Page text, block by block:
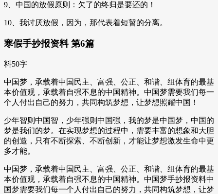
9、中国的放假原则：欠了的终归是要还的！
10、我讨厌放假，因为，那代表着短暂的分离。
寒假手抄报资料 第6篇
料50字
中国梦，承载着中国民主、富强、公正、和谐、组体育的最基
本价值观，承载着自强不息的中国精神。中国梦需要我们每一
个人付出自己的努力，共同构筑梦想，让梦想照耀中国！
少年智则中国智，少年强则中国强，我的梦是中国梦，中国的
梦是我们的梦。在实现梦想的过程中，需要丰富的想象和大胆
的创造，只有不断探索、不断创新，才能让梦想激发生命中更
多才能。
中国梦，承载着中国民主、富强、公正、和谐、组体育的最基
本价值观，承载着自强不息的中国精神。中国梦手抄报资料中
国梦需要我们每一个人付出自己的努力，共同构筑梦想，让梦